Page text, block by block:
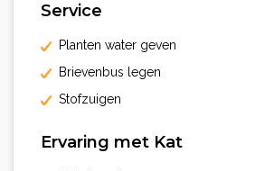
Service
Planten water geven
Brievenbus legen
Stofzuigen
Ervaring met Kat